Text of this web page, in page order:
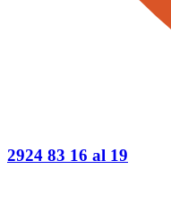
2924 83 16 al 19